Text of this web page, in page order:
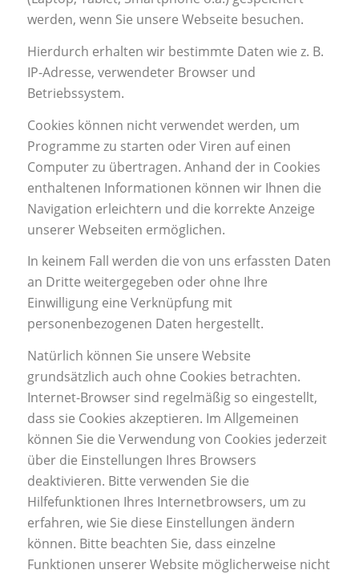
werden, wenn Sie unsere Webseite besuchen.
Hierdurch erhalten wir bestimmte Daten wie z. B.
IP-Adresse, verwendeter Browser und
Betriebssystem.
Cookies können nicht verwendet werden, um
Programme zu starten oder Viren auf einen
Computer zu übertragen. Anhand der in Cookies
enthaltenen Informationen können wir Ihnen die
Navigation erleichtern und die korrekte Anzeige
unserer Webseiten ermöglichen.
In keinem Fall werden die von uns erfassten Daten
an Dritte weitergegeben oder ohne Ihre
Einwilligung eine Verknüpfung mit
personenbezogenen Daten hergestellt.
Natürlich können Sie unsere Website
grundsätzlich auch ohne Cookies betrachten.
Internet-Browser sind regelmäßig so eingestellt,
dass sie Cookies akzeptieren. Im Allgemeinen
können Sie die Verwendung von Cookies jederzeit
über die Einstellungen Ihres Browsers
deaktivieren. Bitte verwenden Sie die
Hilfefunktionen Ihres Internetbrowsers, um zu
erfahren, wie Sie diese Einstellungen ändern
können. Bitte beachten Sie, dass einzelne
Funktionen unserer Website möglicherweise nicht